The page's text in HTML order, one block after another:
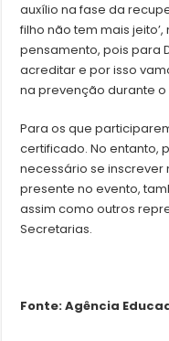
auxílio na fase da
filho não tem mais
pensamento, pois para
acreditar e por isso
na prevenção durante o
Para os que
certificado. No entanto,
necessário se inscrever
presente no evento,
assim como outros
Secretarias.
Fonte: Agência